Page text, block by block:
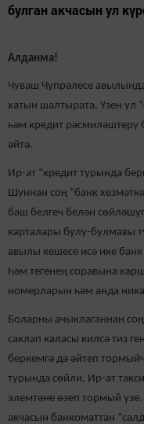
булган акчасын ул
Алданма!
Чуваш Чүпрәлесе
хатын шалтырата. Үзен ул
һәм кредит рәсмиләштерү
әйтә.
Ир-ат “кредит турында
Шуннан соң “банк
баш белгеч белән
карталары булу-булмавы
авылы кешесе исә ике
Һәм тегенең соравына
номерларын һәм анда
Боларны ачыклаганнан
саклап каласы килсә тиз
беркемгә дә әйтеп
турында сөйли. Ир-ат
элемтәне өзеп тормый
акчасын банкоматтан